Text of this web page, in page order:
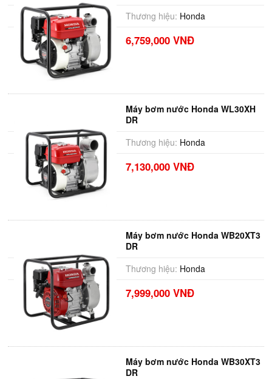
Thương hiệu: Honda
6,759,000 VNĐ
Máy bơm nước Honda WL30XH
DR
Thương hiệu: Honda
7,130,000 VNĐ
Máy bơm nước Honda WB20XT3
DR
Thương hiệu: Honda
7,999,000 VNĐ
Máy bơm nước Honda WB30XT3
DR